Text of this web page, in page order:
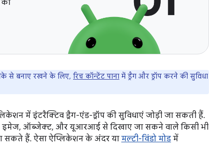
से बनाए रखने के लिए, रिच कॉन्टेंट पाना में ड्रैग और ड्रॉप करने की सुविधा
में इंटरैक्टिव ड्रैग-एंड-ड्रॉप की सुविधाएं जोड़ी जा सकती हैं.
इमेज, ऑब्जेक्ट, और यूआरआई से दिखाए जा सकने वाले किसी भी
सकते हैं. ऐसा ऐप्लिकेशन के अंदर यामल्टी-विंडो मोड में